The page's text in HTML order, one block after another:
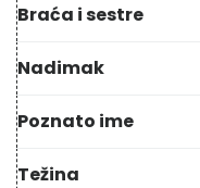
Braća i sestre
Nadimak
Poznato ime
Težina